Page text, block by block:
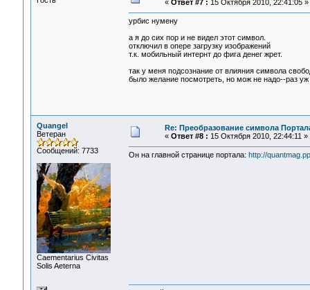
« Ответ #7 : 15 Октября 2010, 22:41:05 »
урбис нумену
а я до сих пор и не видел этот символ.
отключил в опере загрузку изображений
т.к. мобильный интернт до фига денег жрет.
так у меня подсознание от влияния символа
было желание посмотреть, но мож не надо--раз уж
Quangel
Ветеран
Сообщений: 7733
Сaementarius Civitas
Solis Aeterna
Re: Преобразование символа
« Ответ #8 : 15 Октября 2010, 22:44:11 »
Он на главной странице портала: http://